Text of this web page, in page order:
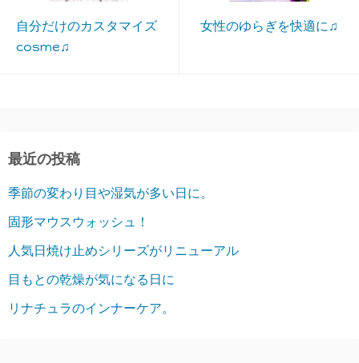
自分だけのカスタマイズ
cosme♫
女性のゆらぎを快適に♫
最近の投稿
季節の変わり目や湿気が多い日に。
固形マウスウォッシュ！
人気日焼け止めシリーズがリニューアル
目もとの乾燥が気になる日に
リナチュラのインナーケア。